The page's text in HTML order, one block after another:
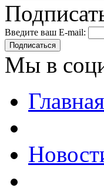
Введите ваш E-mail:
Подписаться
Мы в
Главная